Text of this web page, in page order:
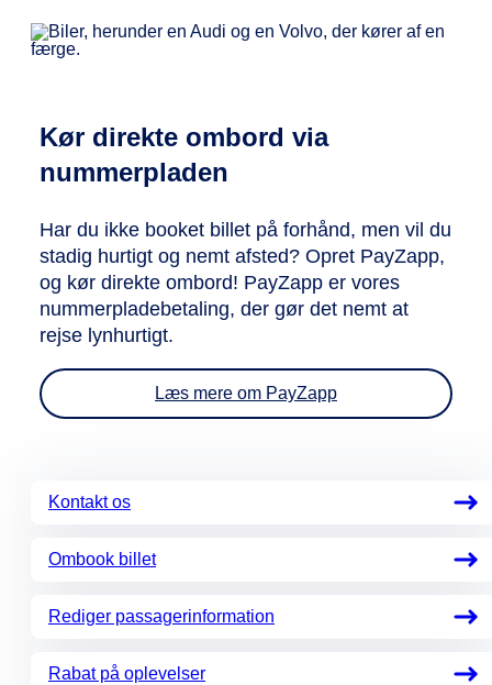
Kør direkte ombord via
nummerpladen
Har du ikke booket billet på forhånd, men vil du
stadig hurtigt og nemt afsted? Opret PayZapp,
og kør direkte ombord! PayZapp er vores
nummerpladebetaling, der gør det nemt at
rejse lynhurtigt.
Læs mere om PayZapp
Kontakt os
Ombook billet
Rediger passagerinformation
Rabat på oplevelser